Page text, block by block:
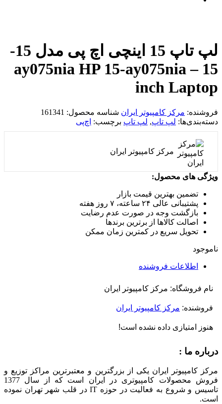
لپ تاپ 15 اینچی اچ پی مدل 15-
ay075nia HP 15-ay075nia – 15
inch Laptop
فروشنده: مرکز کامپیوتر ایران شناسه محصول: 161341
دسته‌بندی‌ها: لپ تاپ, لپ تاپ برچسب: اچ‌پی
مرکز کامپیوتر ایران
ویژگی های محصول:
تضمین بهترین قیمت بازار
پشتیبانی عالی ۲۴ ساعته، ۷ روز هفته
بازگشت وجه در صورت عدم رضایت
اصالت کالاها از برترین برندها
تحویل سریع در کمترین زمان ممکن
ناموجود
اطلاعات فروشنده
نام فروشگاه: مرکز کامپیوتر ایران
فروشنده: مرکز کامپیوتر ایران
هنوز امتیازی داده نشده است!
درباره ما :
مرکز کامپیوتر ایران یکی از بزرگترین و معتبرترین مراکز توزیع و
فروش محصولات کامپیوتری در ایران است که از سال 1377
تاسیس و شروع به فعالیت در حوزه IT در قلب شهر تهران نموده
است.